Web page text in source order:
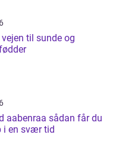
til sunde og
sådan får du
en svær tid